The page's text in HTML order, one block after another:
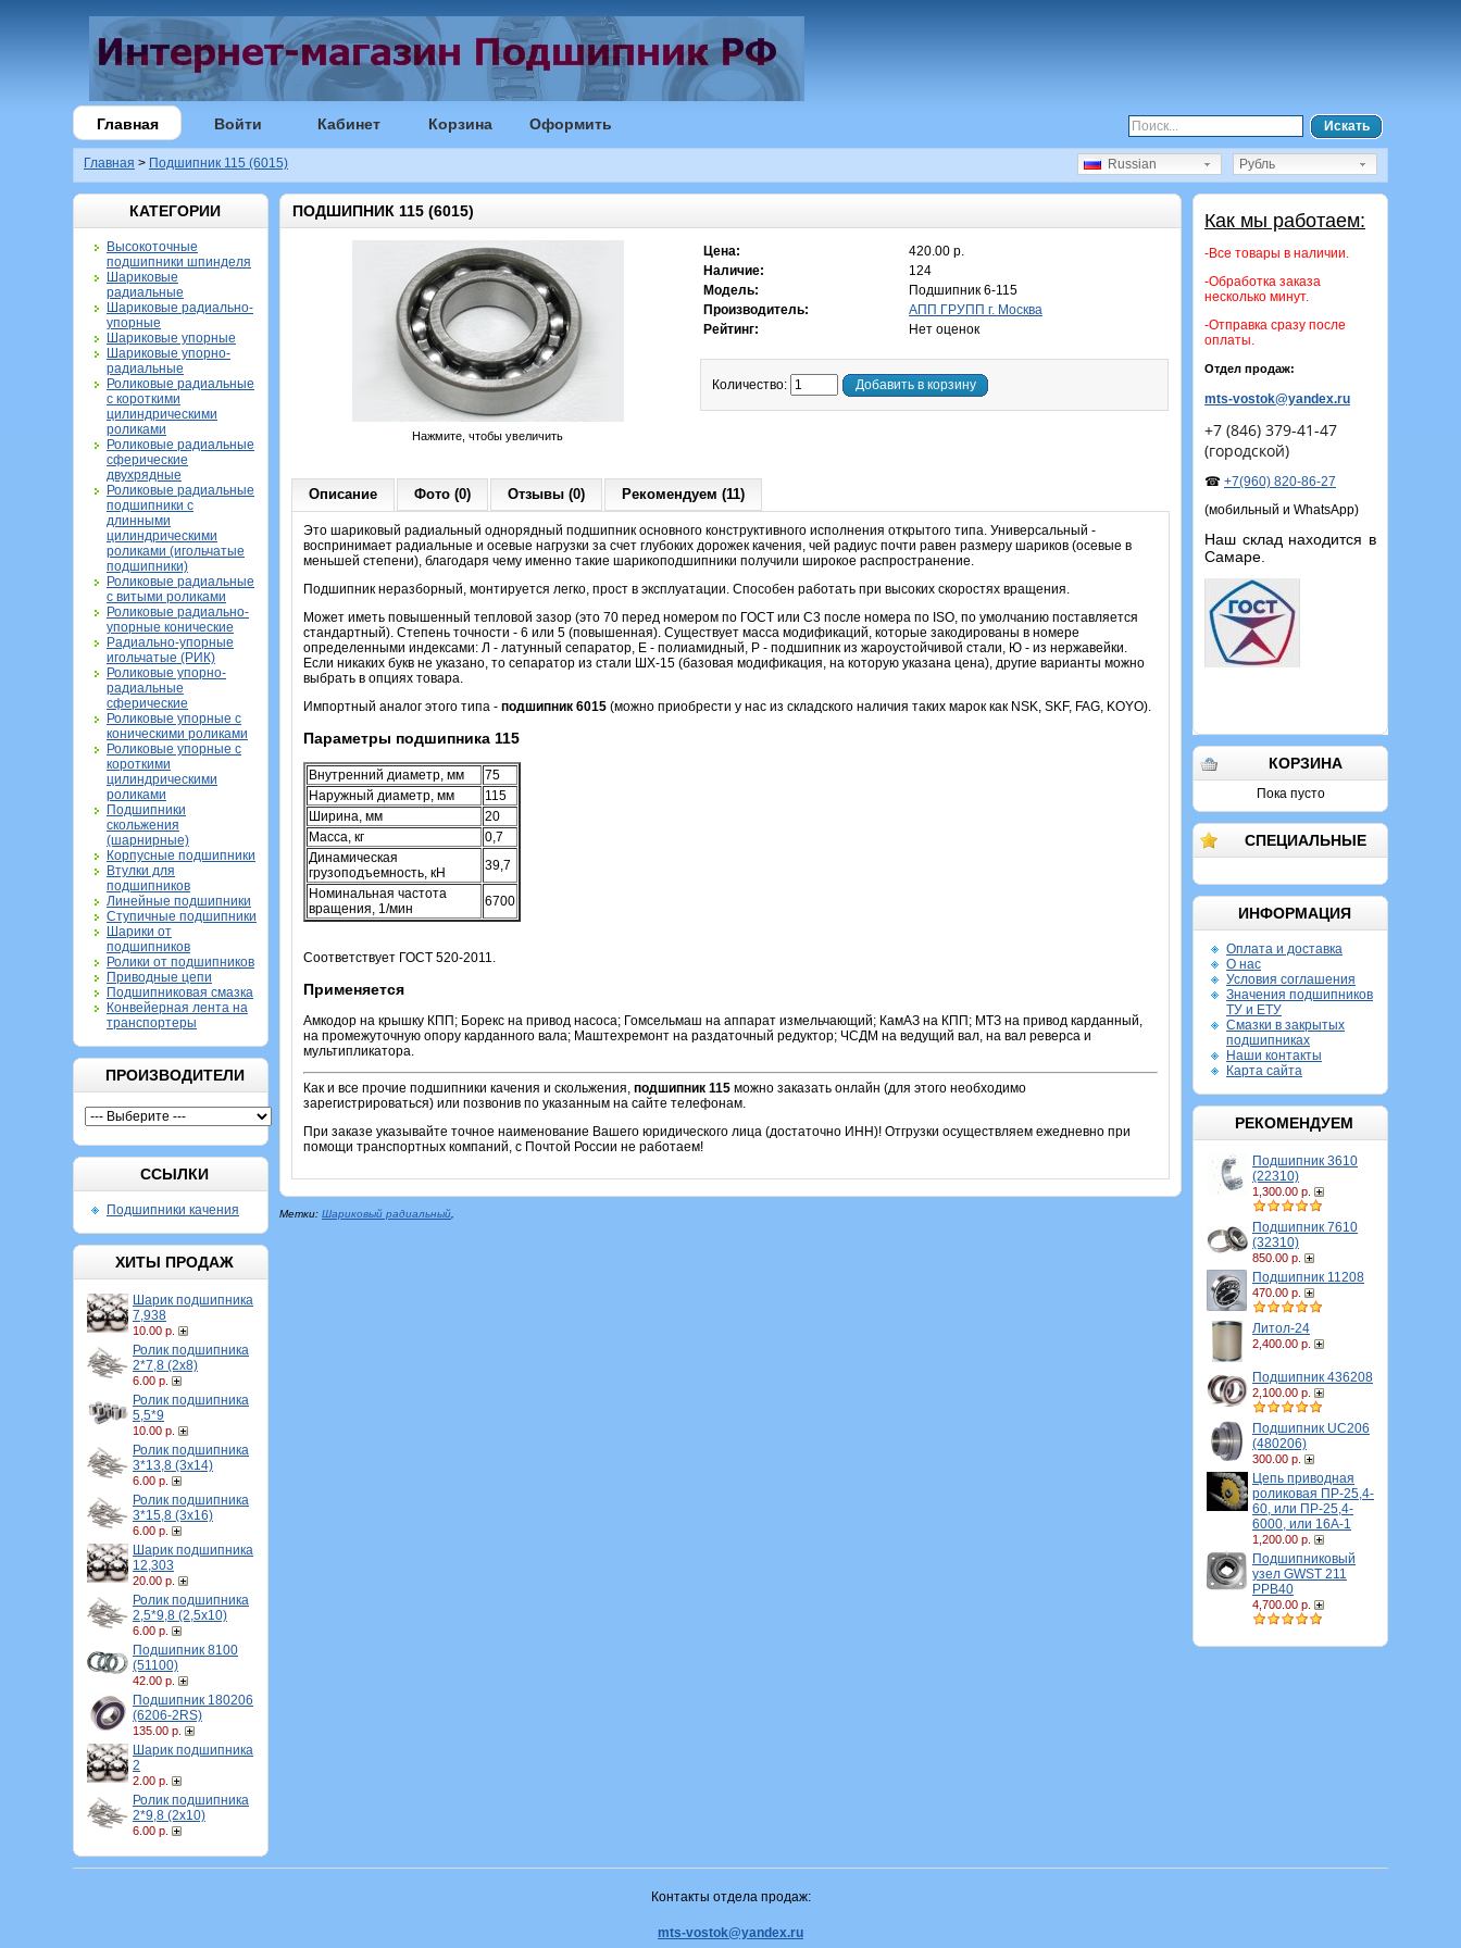
Главная Войти Кабинет Корзина Оформить Искать
Главная > Подшипник 115 (6015) Рубль
Russian
КАТЕГОРИИ
Высокоточные
подшипники шпинделя
Шариковые
радиальные
Шариковые радиально-
упорные
Шариковые упорные
Шариковые упорно-
радиальные
Роликовые радиальные
с короткими
цилиндрическими
роликами
Роликовые радиальные
сферические
двухрядные
Роликовые радиальные
подшипники с
длинными
цилиндрическими
роликами (игольчатые
подшипники)
Роликовые радиальные
с витыми роликами
Роликовые радиально-
упорные конические
Радиально-упорные
игольчатые (РИК)
Роликовые упорно-
радиальные
сферические
Роликовые упорные с
коническими роликами
Роликовые упорные с
короткими
цилиндрическими
роликами
Подшипники
скольжения
(шарнирные)
Корпусные подшипники
Втулки для
подшипников
Линейные подшипники
Ступичные подшипники
Шарики от
подшипников
Ролики от подшипников
Приводные цепи
Подшипниковая смазка
Конвейерная лента на
транспортеры
ПРОИЗВОДИТЕЛИ
ССЫЛКИ
Подшипники качения
ХИТЫ ПРОДАЖ
Шарик подшипника
7,938
10.00 р.
Ролик подшипника
2*7,8 (2х8)
6.00 р.
Ролик подшипника
5,5*9
10.00 р.
Ролик подшипника
3*13,8 (3х14)
6.00 р.
Ролик подшипника
3*15,8 (3х16)
6.00 р.
Шарик подшипника
12,303
20.00 р.
Ролик подшипника
2,5*9,8 (2,5х10)
6.00 р.
Подшипник 8100
(51100)
42.00 р.
Подшипник 180206
(6206-2RS)
135.00 р.
Шарик подшипника
2
2.00 р.
Ролик подшипника
2*9,8 (2х10)
6.00 р.
Как мы работаем:
-Все товары в наличии.
-Обработка заказа
несколько минут.
-Отправка сразу после
оплаты.
Отдел продаж:
mts-vostok@yandex.ru
+7 (846) 379-41-47
(городской)
☎ +7(960) 820-86-27
(мобильный и WhatsApp)
Наш склад находится в
Самаре.
КОРЗИНА
Пока пусто
СПЕЦИАЛЬНЫЕ
ИНФОРМАЦИЯ
Оплата и доставка
О нас
Условия соглашения
Значения подшипников
ТУ и ЕТУ
Смазки в закрытых
подшипниках
Наши контакты
Карта сайта
РЕКОМЕНДУЕМ
Подшипник 3610
(22310)
1,300.00 р.
Подшипник 7610
(32310)
850.00 р.
Подшипник 11208
470.00 р.
Литол-24
2,400.00 р.
Подшипник 436208
2,100.00 р.
Подшипник UC206
(480206)
300.00 р.
Цепь приводная
роликовая ПР-25,4-
60, или ПР-25,4-
6000, или 16A-1
1,200.00 р.
Подшипниковый
узел GWST 211
PPB40
4,700.00 р.
ПОДШИПНИК 115 (6015)
Нажмите, чтобы увеличить
Цена:
420.00 р.
Наличие:
124
Модель:
Подшипник 6-115
Производитель:
АПП ГРУПП г. Москва
Рейтинг:
Нет оценок
Количество: Добавить в корзину
Описание Фото (0) Отзывы (0) Рекомендуем (11)
Это шариковый радиальный однорядный подшипник основного конструктивного исполнения открытого типа. Универсальный -
воспринимает радиальные и осевые нагрузки за счет глубоких дорожек качения, чей радиус почти равен размеру шариков (осевые в
меньшей степени), благодаря чему именно такие шарикоподшипники получили широкое распространение.
Подшипник неразборный, монтируется легко, прост в эксплуатации. Способен работать при высоких скоростях вращения.
Может иметь повышенный тепловой зазор (это 70 перед номером по ГОСТ или C3 после номера по ISO, по умолчанию поставляется
стандартный). Степень точности - 6 или 5 (повышенная). Существует масса модификаций, которые закодированы в номере
определенными индексами: Л - латунный сепаратор, Е - полиамидный, Р - подшипник из жароустойчивой стали, Ю - из нержавейки.
Если никаких букв не указано, то сепаратор из стали ШХ-15 (базовая модификация, на которую указана цена), другие варианты можно
выбрать в опциях товара.
Импортный аналог этого типа - подшипник 6015 (можно приобрести у нас из складского наличия таких марок как NSK, SKF, FAG, KOYO).
Параметры подшипника 115
Внутренний диаметр, мм
75
Наружный диаметр, мм
115
Ширина, мм
20
Масса, кг
0,7
Динамическая
грузоподъемность, кН
39,7
Номинальная частота
вращения, 1/мин
6700
Соответствует ГОСТ 520-2011.
Применяется
Амкодор на крышку КПП; Борекс на привод насоса; Гомсельмаш на аппарат измельчающий; КамАЗ на КПП; МТЗ на привод карданный,
на промежуточную опору карданного вала; Маштехремонт на раздаточный редуктор; ЧСДМ на ведущий вал, на вал реверса и
мультипликатора.
Как и все прочие подшипники качения и скольжения, подшипник 115 можно заказать онлайн (для этого необходимо
зарегистрироваться) или позвонив по указанным на сайте телефонам.
При заказе указывайте точное наименование Вашего юридического лица (достаточно ИНН)! Отгрузки осуществляем ежедневно при
помощи транспортных компаний, с Почтой России не работаем!
Метки: Шариковый радиальный
Контакты отдела продаж:
mts-vostok@yandex.ru